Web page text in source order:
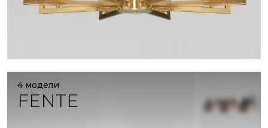
4 модели
FENTE